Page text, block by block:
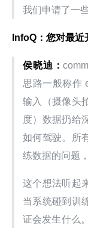
我们申请了一
InfoQ：您对最
侯晓迪：
思路一般称作
输入（摄像头
度）数据扔给
如何驾驶。所
练数据的问题
这个想法听起
当系统碰到训
证会发生什么